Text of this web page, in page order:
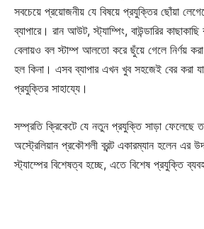
সবচেয়ে প্রয়োজনীয় যে বিষয়ে প্রযুক্তির ছোঁয়া
ব্যাপারে। রান আউট, স্ট্যাম্পিং, বাউন্ডারির
বেলায়ও বল স্টাম্প আলতো করে ছুঁয়ে গেলে নির্ণয়
হল কিনা। এসব ব্যাপার এখন খুব সহজেই বের করা
প্রযুক্তির সাহায্যে।
সম্প্রতি ক্রিকেটে যে নতুন প্রযুক্তি সাড়া ফেলেছে
অস্ট্রেলিয়ান প্রকৌশলী ব্রন্ট একারম্যান হলেন এর
স্ট্যাম্পের বিশেষত্ব হচ্ছে, এতে বিশেষ প্রযুক্তি